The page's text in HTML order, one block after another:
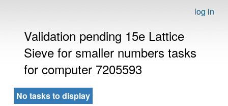
log in
Validation pending 15e Lattice
Sieve for smaller numbers tasks
for computer 7205593
No tasks to display